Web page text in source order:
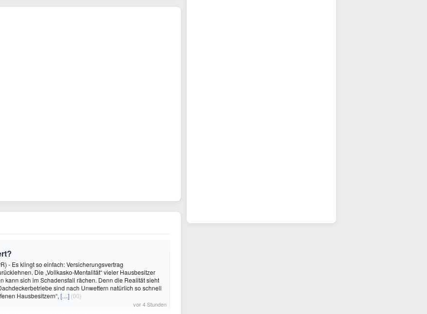
- Es klingt so einfach: Versicherungsvertrag
Die „Vollkasko-Mentalität“ vieler Hausbesitzer
kann sich im Schadensfall rächen. Denn die Realität sieht
sind nach Unwettern natürlich so schnell
Hausbesitzern“, […] (00)
vor 4 Stunden